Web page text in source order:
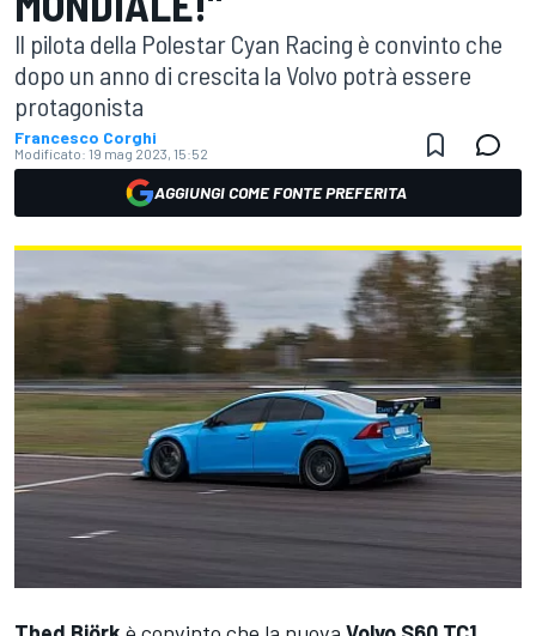
Il pilota della Polestar Cyan Racing è convinto che
dopo un anno di crescita la Volvo potrà essere
protagonista
Francesco Corghi
Modificato: 19 mag 2023, 15:52
AGGIUNGI COME FONTE PREFERITA